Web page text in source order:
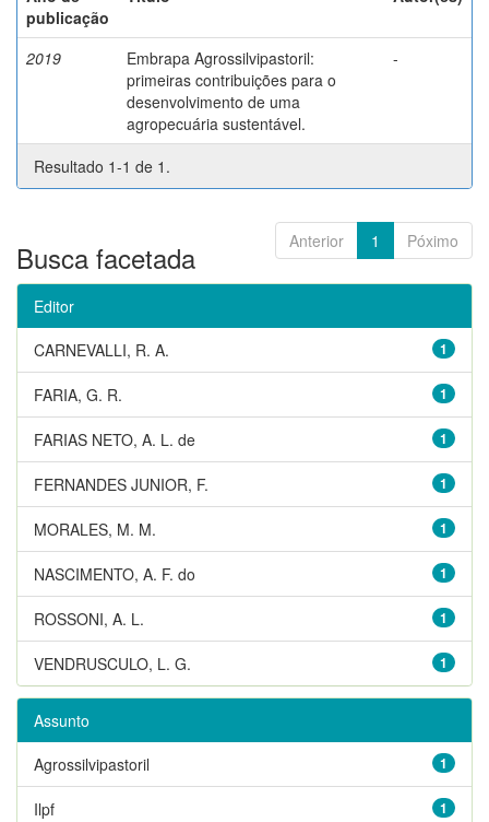
publicação
2019
Embrapa Agrossilvipastoril:
primeiras contribuições para o
desenvolvimento de uma
agropecuária sustentável.
-
Resultado 1-1 de 1.
Anterior 1 Póximo
Busca facetada
Editor
1
CARNEVALLI, R. A.
1
FARIA, G. R.
1
FARIAS NETO, A. L. de
1
FERNANDES JUNIOR, F.
1
MORALES, M. M.
1
NASCIMENTO, A. F. do
1
ROSSONI, A. L.
1
VENDRUSCULO, L. G.
Assunto
1
Agrossilvipastoril
1
Ilpf